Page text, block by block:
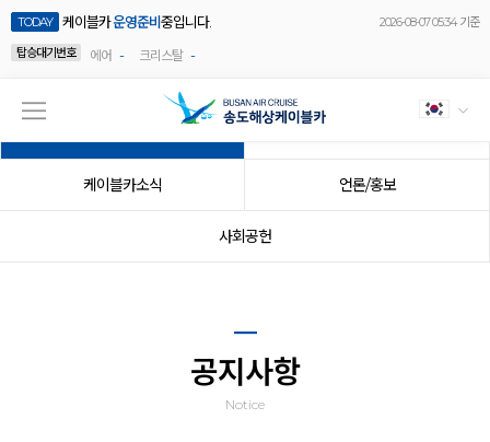
TODAY 케이블카운영준비 중입니다.
2026-08-07 05:34 기준
탑승대기번호
에어 - 크리스탈 -
케이블카소식 언론/홍보
사회공헌
공지사항
Notice